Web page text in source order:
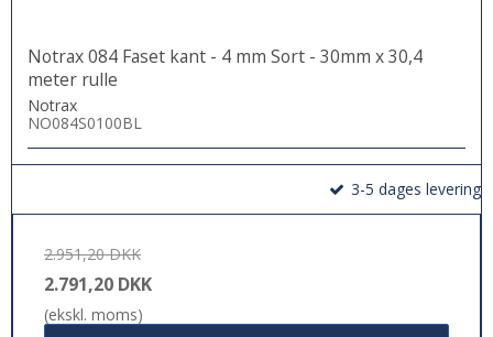
Notrax 084 Faset kant - 4 mm Sort - 30mm x 30,4
meter rulle
Notrax
NO084S0100BL
3-5 dages levering
2.951,20 DKK
2.791,20 DKK
(ekskl. moms)